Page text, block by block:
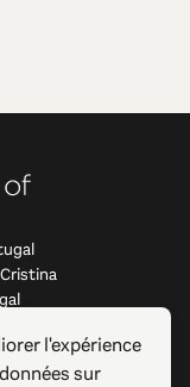
l'expérience
sur